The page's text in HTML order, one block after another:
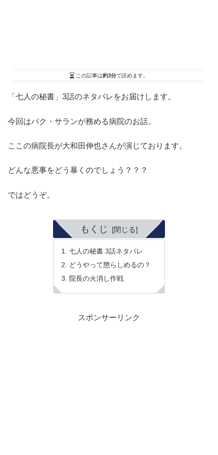
この記事は約3分で読めます。
「七人の秘書」3話のネタバレをお届けします。
今回はパク・サランが務める病院のお話。
ここの病院長が大和田伸也さんが演じております。
どんな悪事をどう暴くのでしょう？？？
ではどうぞ。
もくじ
七人の秘書 3話ネタバレ
どうやって懲らしめるの？
院長の火消し作戦
スポンサーリンク